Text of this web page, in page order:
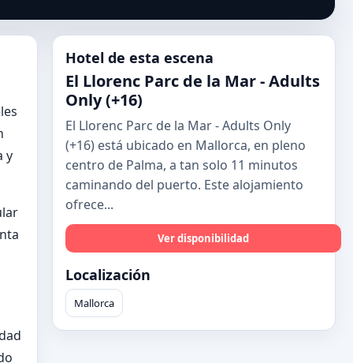
y
Hotel de esta escena
El Llorenc Parc de la Mar - Adults
Only (+16)
El Llorenc Parc de la Mar - Adults Only
(+16) está ubicado en Mallorca, en pleno
centro de Palma, a tan solo 11 minutos
caminando del puerto. Este alojamiento
ofrece...
Ver disponibilidad
Localización
Mallorca